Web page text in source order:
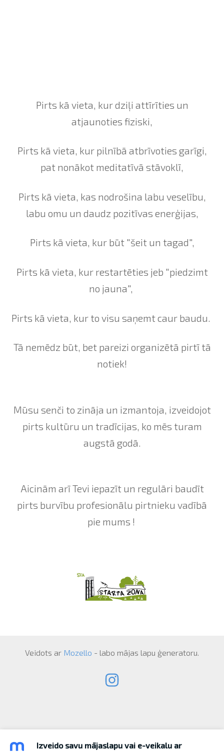
Pirts kā vieta, kur dziļi attīrīties un
atjaunoties fiziski,
Pirts kā vieta, kur pilnībā atbrīvoties garīgi,
pat nonākot meditatīvā stāvoklī,
Pirts kā vieta, kas nodrošina labu veselību,
labu omu un daudz pozitīvas enerģijas,
Pirts kā vieta, kur būt "šeit un tagad",
Pirts kā vieta, kur restartēties jeb "piedzimt
no jauna",
Pirts kā vieta, kur to visu saņemt caur baudu.
Tā nemēdz būt, bet pareizi organizētā pirtī tā
notiek!
Mūsu senči to zināja un izmantoja, izveidojot
pirts kultūru un tradīcijas, ko mēs turam
augstā godā.
Aicinām arī Tevi iepazīt un regulāri baudīt
pirts burvību profesionālu pirtnieku vadībā
pie mums !
Veidots ar Mozello - labo mājas lapu ģeneratoru.
Izveido savu mājaslapu vai e-veikalu ar